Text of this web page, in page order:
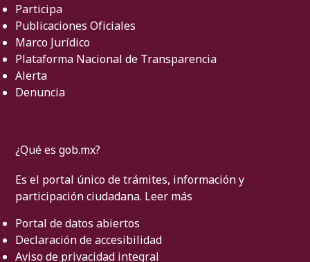
Participa
Publicaciones Oficiales
Marco Jurídico
Plataforma Nacional de Transparencia
Alerta
Denuncia
¿Qué es gob.mx?
Es el portal único de trámites, información y
participación ciudadana. Leer más
Portal de datos abiertos
Declaración de accesibilidad
Aviso de privacidad integral